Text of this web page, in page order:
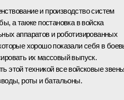
и производство систем
а также постановка в войска
аппаратов и роботизированных
хорошо показали себя в
их массовый выпуск.
этой техникой все войсковые
роты и батальоны.